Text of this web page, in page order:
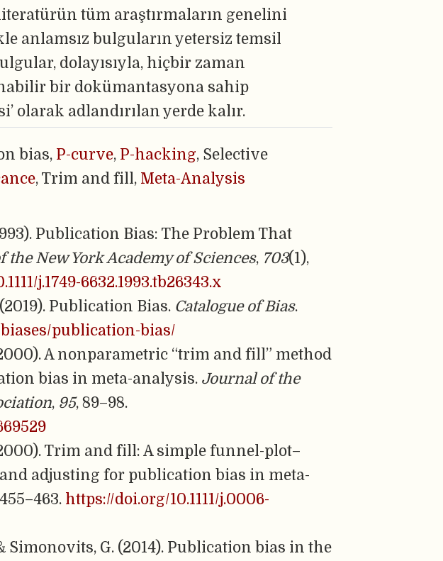
tüm araştırmaların genelini
anlamsız bulguların yetersiz temsil
dolayısıyla, hiçbir zaman
bir dokümantasyona sahip
olarak adlandırılan yerde kalır.
bias, P-curve, P-hacking, Selective
, Trim and fill, Meta-Analysis
Publication Bias: The Problem That
the New York Academy of Sciences, 703(1),
j.1749-6632.1993.tb26343.x
Publication Bias. Catalogue of Bias.
publication-bias/
A nonparametric “trim and fill” method
bias in meta-analysis. Journal of the
, 95, 89–98.
Trim and fill: A simple funnel-plot–
adjusting for publication bias in meta-
https://doi.org/10.1111/j.0006-
Simonovits, G. (2014). Publication bias in the